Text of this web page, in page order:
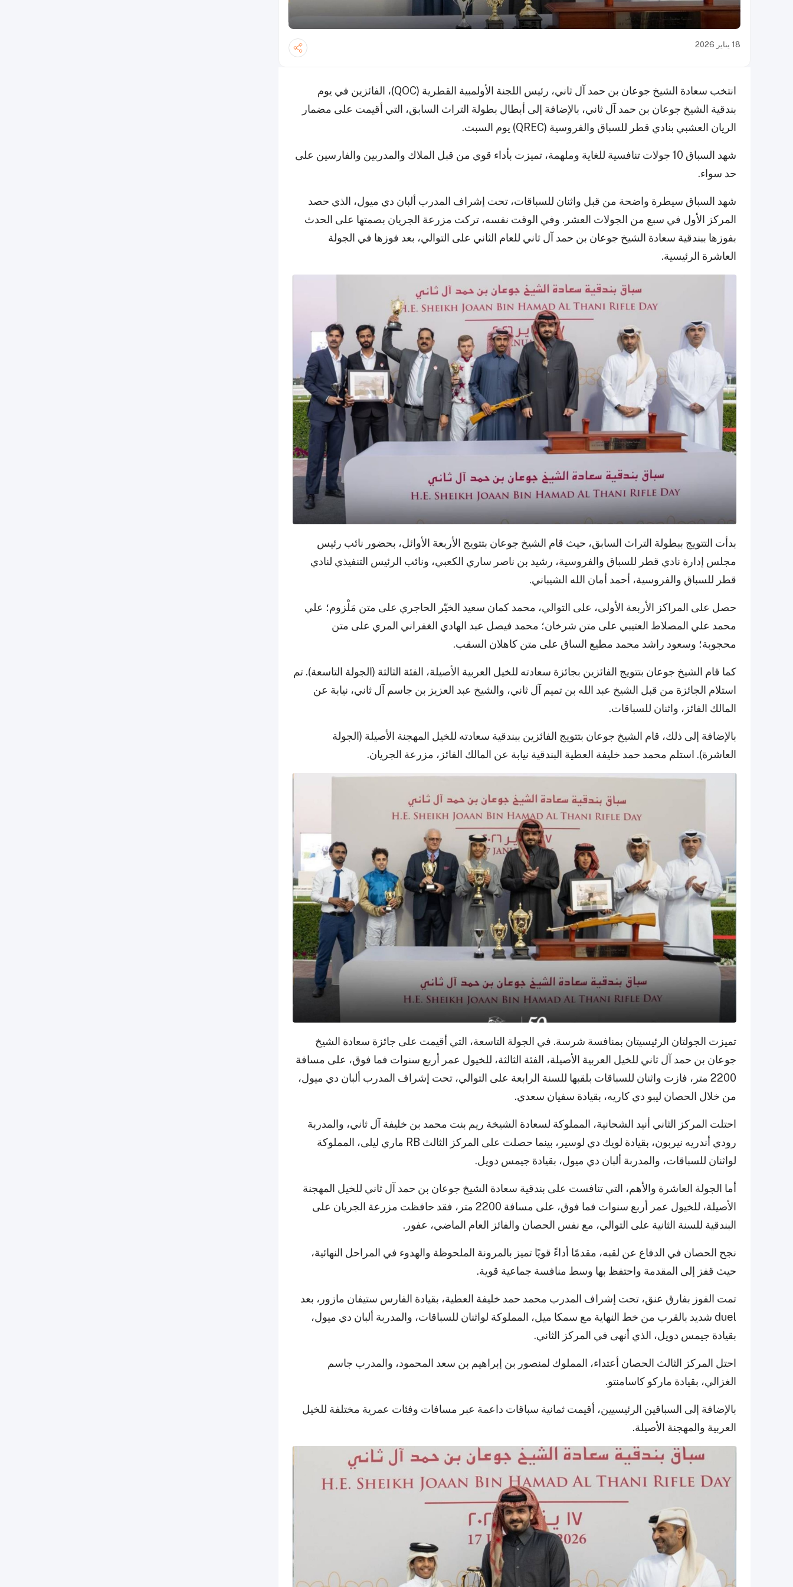
18 يناير 2026
انتخب سعادة الشيخ جوعان بن حمد آل ثاني، رئيس اللجنة الأولمبية القطرية (QOC)، الفائزين في يوم
بندقية الشيخ جوعان بن حمد آل ثاني، بالإضافة إلى أبطال بطولة التراث السابق، التي أقيمت على مضمار
الريان العشبي بنادي قطر للسباق والفروسية (QREC) يوم السبت.
شهد السباق 10 جولات تنافسية للغاية وملهمة، تميزت بأداء قوي من قبل الملاك والمدربين والفارسين على
حد سواء.
شهد السباق سيطرة واضحة من قبل واثنان للسباقات، تحت إشراف المدرب ألبان دي ميول، الذي حصد
المركز الأول في سبع من الجولات العشر. وفي الوقت نفسه، تركت مزرعة الجريان بصمتها على الحدث
بفوزها ببندقية سعادة الشيخ جوعان بن حمد آل ثاني للعام الثاني على التوالي، بعد فوزها في الجولة
العاشرة الرئيسية.
بدأت التتويج ببطولة التراث السابق، حيث قام الشيخ جوعان بتتويج الأربعة الأوائل، بحضور نائب رئيس
مجلس إدارة نادي قطر للسباق والفروسية، رشيد بن ناصر ساري الكعبي، ونائب الرئيس التنفيذي لنادي
قطر للسباق والفروسية، أحمد أمان الله الشيباني.
حصل على المراكز الأربعة الأولى، على التوالي، محمد كمان سعيد الخيّر الحاجري على متن مَلْزوم؛ علي
محمد علي المصلاط العتيبي على متن شرخان؛ محمد فيصل عبد الهادي الغفراني المري على متن
محجوبة؛ وسعود راشد محمد مطيع الساق على متن كاهلان السقب.
كما قام الشيخ جوعان بتتويج الفائزين بجائزة سعادته للخيل العربية الأصيلة، الفئة الثالثة (الجولة التاسعة). تم
استلام الجائزة من قبل الشيخ عبد الله بن تميم آل ثاني، والشيخ عبد العزيز بن جاسم آل ثاني، نيابة عن
المالك الفائز، واثنان للسباقات.
بالإضافة إلى ذلك، قام الشيخ جوعان بتتويج الفائزين ببندقية سعادته للخيل المهجنة الأصيلة (الجولة
العاشرة). استلم محمد حمد خليفة العطية البندقية نيابة عن المالك الفائز، مزرعة الجريان.
تميزت الجولتان الرئيسيتان بمنافسة شرسة. في الجولة التاسعة، التي أقيمت على جائزة سعادة الشيخ
جوعان بن حمد آل ثاني للخيل العربية الأصيلة، الفئة الثالثة، للخيول عمر أربع سنوات فما فوق، على مسافة
2200 متر، فازت واثنان للسباقات بلقبها للسنة الرابعة على التوالي، تحت إشراف المدرب ألبان دي ميول،
من خلال الحصان ليبو دي كاريه، بقيادة سفيان سعدي.
احتلت المركز الثاني أنيد الشحانية، المملوكة لسعادة الشيخة ريم بنت محمد بن خليفة آل ثاني، والمدربة
رودي أندريه نيربون، بقيادة لويك دي لوسير، بينما حصلت على المركز الثالث RB ماري ليلى، المملوكة
لواثنان للسباقات، والمدربة ألبان دي ميول، بقيادة جيمس دويل.
أما الجولة العاشرة والأهم، التي تنافست على بندقية سعادة الشيخ جوعان بن حمد آل ثاني للخيل المهجنة
الأصيلة، للخيول عمر أربع سنوات فما فوق، على مسافة 2200 متر، فقد حافظت مزرعة الجريان على
البندقية للسنة الثانية على التوالي، مع نفس الحصان والفائز العام الماضي، عفور.
نجح الحصان في الدفاع عن لقبه، مقدمًا أداءً قويًا تميز بالمرونة الملحوظة والهدوء في المراحل النهائية،
حيث قفز إلى المقدمة واحتفظ بها وسط منافسة جماعية قوية.
تمت الفوز بفارق عنق، تحت إشراف المدرب محمد حمد خليفة العطية، بقيادة الفارس ستيفان مازور، بعد
duel شديد بالقرب من خط النهاية مع سمكا ميل، المملوكة لواثنان للسباقات، والمدربة ألبان دي ميول،
بقيادة جيمس دويل، الذي أنهى في المركز الثاني.
احتل المركز الثالث الحصان أعتداء، المملوك لمنصور بن إبراهيم بن سعد المحمود، والمدرب جاسم
الغزالي، بقيادة ماركو كاسامنتو.
بالإضافة إلى السباقين الرئيسيين، أقيمت ثمانية سباقات داعمة عبر مسافات وفئات عمرية مختلفة للخيل
العربية والمهجنة الأصيلة.